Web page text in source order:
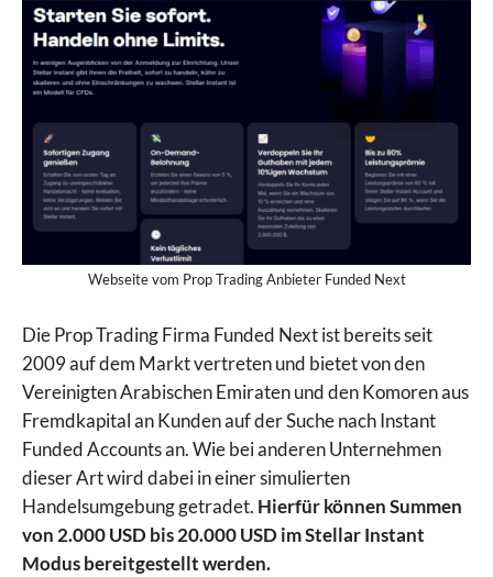
Webseite vom Prop Trading Anbieter Funded Next
Die Prop Trading Firma Funded Next ist bereits seit
2009 auf dem Markt vertreten und bietet von den
Vereinigten Arabischen Emiraten und den Komoren aus
Fremdkapital an Kunden auf der Suche nach Instant
Funded Accounts an. Wie bei anderen Unternehmen
dieser Art wird dabei in einer simulierten
Handelsumgebung getradet. Hierfür können Summen
von 2.000 USD bis 20.000 USD im Stellar Instant
Modus bereitgestellt werden.